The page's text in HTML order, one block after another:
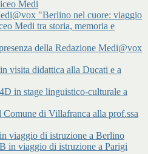
Medi
"Berlino nel cuore: viaggio
Medi tra storia, memoria e
della Redazione Medi@vox
visita didattica alla Ducati e a
in stage linguistico-culturale a
Comune di Villafranca alla prof.ssa
viaggio di istruzione a Berlino
in viaggio di istruzione a Parigi